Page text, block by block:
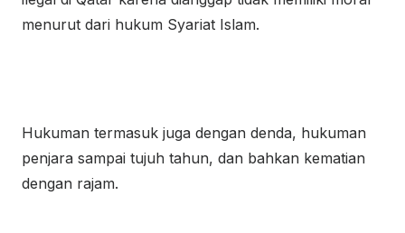
menurut dari hukum Syariat Islam.
Hukuman termasuk juga dengan denda, hukuman
penjara sampai tujuh tahun, dan bahkan kematian
dengan rajam.